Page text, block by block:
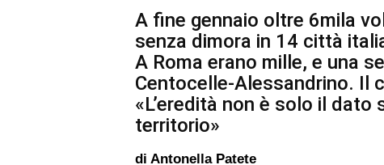
A fine gennaio oltre 6mila
senza dimora in 14 città
A Roma erano mille, e una
Centocelle-Alessandrino. Il
«L’eredità non è solo il
territorio»
di Antonella Patete